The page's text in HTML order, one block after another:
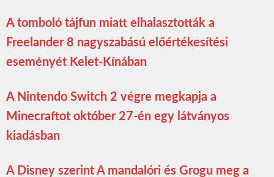
A tomboló tájfun miatt elhalasztották a
Freelander 8 nagyszabású előértékesítési
eseményét Kelet-Kínában
A Nintendo Switch 2 végre megkapja a
Minecraftot október 27-én egy látványos
kiadásban
A Disney szerint A mandalóri és Grogu meg a